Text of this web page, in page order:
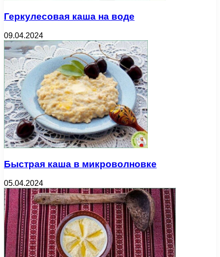
Геркулесовая каша на воде
09.04.2024
Быстрая каша в микроволновке
05.04.2024